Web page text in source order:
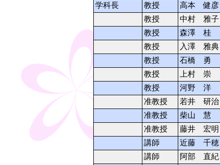
学科長
教授
高本 健彦
教授
中村 雅子
教授
森澤 桂
教授
入澤 雅典
教授
石橋 勇
教授
上村 崇
教授
河野 洋
准教授
若井 研治
准教授
柴山 慧
准教授
藤井 宏明
講師
近藤 千穂
講師
阿部 直紀